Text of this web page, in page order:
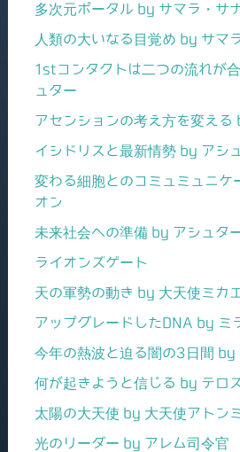
多次元ポータル by サマラ・サ
人類の大いなる目覚め by サマ
1stコンタクトは二つの流れが
ュター
アセンションの考え方を変える
イシドリスと最新情勢 by アシ
変わる細胞とのコミュミュニケ
オン
未来社会への準備 by アシュタ
ライオンズゲート
天の軍勢の動き by 大天使ミカ
アップグレードしたDNA by ミ
今年の熱波と迫る闇の3日間 by
何が起きようと信じる by テロス
太陽の大天使 by 大天使アトン
光のリーダー by アレム司令官